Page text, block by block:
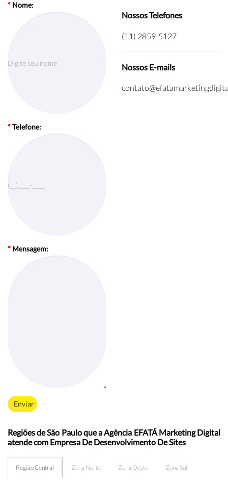
* Nome:
*Telefone:
* Mensagem:
Enviar
Nossos Telefones
(11) 2859-5127
Nossos E-mails
Regiões de São Paulo que a Agência EFATÁ Marketing Digital
atende com Empresa De Desenvolvimento De Sites
Região Central Zona Norte Zona Oeste Zona Sul